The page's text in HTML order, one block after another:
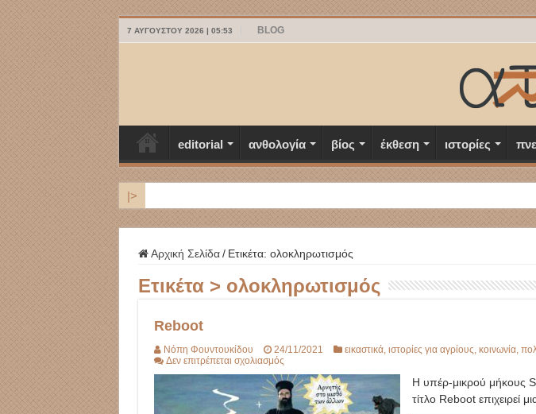
7 ΑΥΓΟΎΣΤΟΥ 2026 | 05:53 BLOG
editorial ανθολογία βίος έκθεση ιστορίες
|>
Αρχική Σελίδα / Ετικέτα: ολοκληρωτισμός
Ετικέτα > ολοκληρωτισμός
Reboot
Νόπη Φουντουκίδου 24/11/2021 εικαστικά, ιστορίες για αγρίους κοινωνία,
Δεν επιτρέπεται σχολιασμόςστο
Η υπέρ-μικρού μήκους
τίτλο Reboot επιχειρεί